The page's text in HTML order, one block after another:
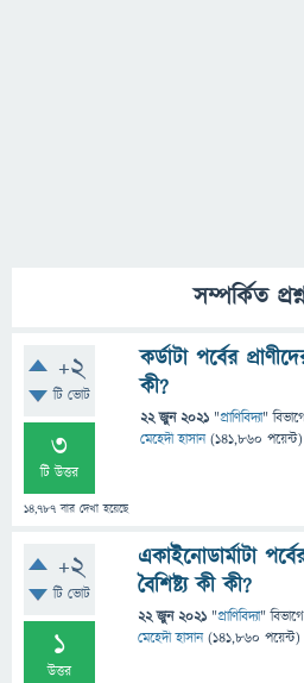
সম্পর্কিত
+2
টি ভোট
3
টি উত্তর
14,787 বার দেখা হয়েছে
কর্ডাটা পর্বের
কী?
22 জুন 2021 "প্রাণিবিদ্যা"
মেহেদী হাসান (141,860 পয়েন্ট)
+2
টি ভোট
1
উত্তর
একাইনোডার্মাটা
বৈশিষ্ট্য কী কী?
22 জুন 2021 "প্রাণিবিদ্যা" বিভাগে
মেহেদী হাসান (141,860 পয়েন্ট)